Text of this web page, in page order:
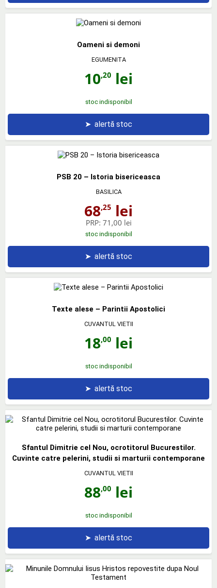
Oameni si demoni
EGUMENITA
10,20 lei
stoc indisponibil
➤ alertă stoc
PSB 20 – Istoria bisericeasca
BASILICA
68,25 lei
PRP: 71,00 lei
stoc indisponibil
➤ alertă stoc
Texte alese – Parintii Apostolici
CUVANTUL VIETII
18,00 lei
stoc indisponibil
➤ alertă stoc
Sfantul Dimitrie cel Nou, ocrotitorul Bucurestilor.
Cuvinte catre pelerini, studii si marturii contemporane
CUVANTUL VIETII
88,00 lei
stoc indisponibil
➤ alertă stoc